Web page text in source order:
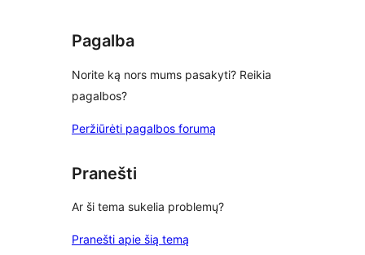
Pagalba
Norite ką nors mums pasakyti? Reikia
pagalbos?
Peržiūrėti pagalbos forumą
Pranešti
Ar ši tema sukelia problemų?
Pranešti apie šią temą